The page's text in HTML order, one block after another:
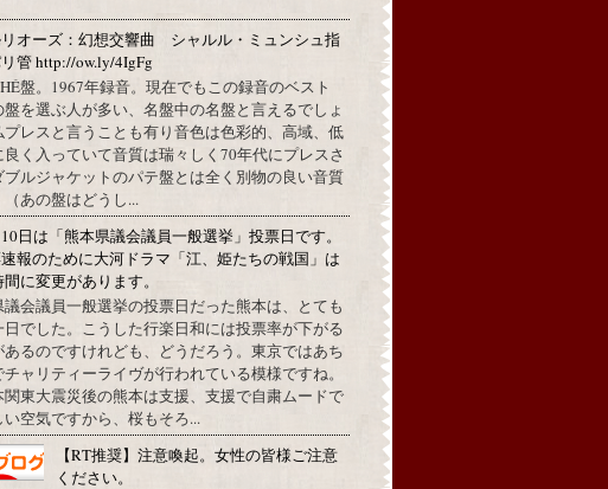
オーズ：幻想交響曲 シャルル・ミュンシュ指
管 http://ow.ly/4IgFg
盤。1967年録音。現在でもこの録音のベスト
盤を選ぶ人が多い、名盤中の名盤と言えるでしょ
プレスと言うことも有り音色は色彩的、高域、低
良く入っていて音質は瑞々しく70年代にプレスさ
ブルジャケットのパテ盤とは全く別物の良い音質
あの盤はどうし...
日は「熊本県議会議員一般選挙」投票日です。
報のために大河ドラマ「江、姫たちの戦国」は
に変更があります。
議会議員一般選挙の投票日だった熊本は、とても
日でした。こうした行楽日和には投票率が下がる
あるのですけれども、どうだろう。東京ではあち
チャリティーライヴが行われている模様ですね。
関東大震災後の熊本は支援、支援で自粛ムードで
い空気ですから、桜もそろ...
【RT推奨】注意喚起。女性の皆様ご注意
ください。